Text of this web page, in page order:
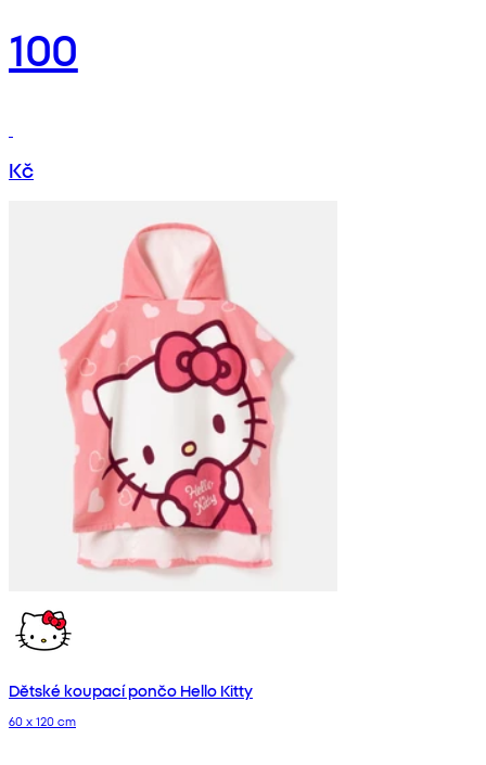
100
Kč
Dětské koupací pončo Hello Kitty
60 x 120 cm